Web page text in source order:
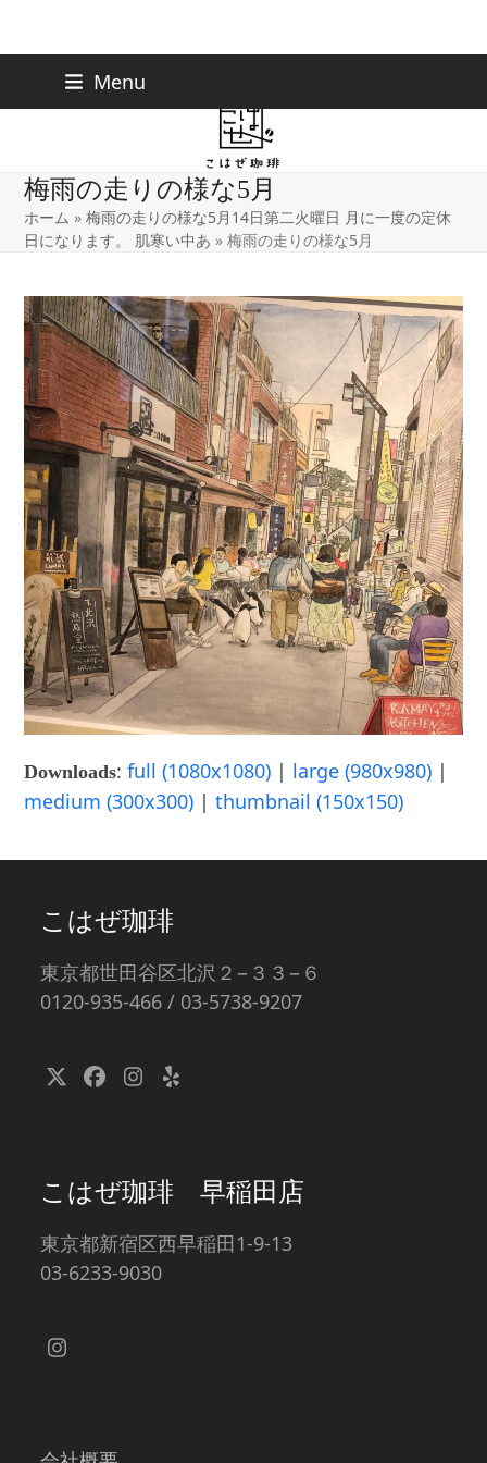
Menu
梅雨の走りの様な5月
ホーム »梅雨の走りの様な5月14日第二火曜日 月に一度の定休
日になります。 肌寒い中あ »梅雨の走りの様な5月
Downloads:full (1080x1080) | large (980x980) |
medium (300x300) |thumbnail (150x150)
こはぜ珈琲
東京都世田谷区北沢２−３３−６
0120-935-466 / 03-5738-9207
TwitterFacebook
Instagram
Yelp
こはぜ珈琲 早稲田店
東京都新宿区西早稲田1-9-13
03-6233-9030
Instagram